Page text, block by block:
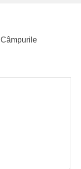
Câmpurile